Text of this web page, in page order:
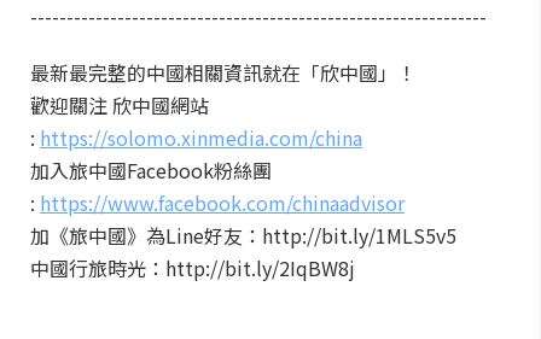
---------------------------------------------------------------
最新最完整的中國相關資訊就在「欣中國」！
歡迎關注 欣中國網站
: https://solomo.xinmedia.com/china
加入旅中國Facebook粉絲團
: https://www.facebook.com/chinaadvisor
加《旅中國》為Line好友：http://bit.ly/1MLS5v5
中國行旅時光：http://bit.ly/2IqBW8j